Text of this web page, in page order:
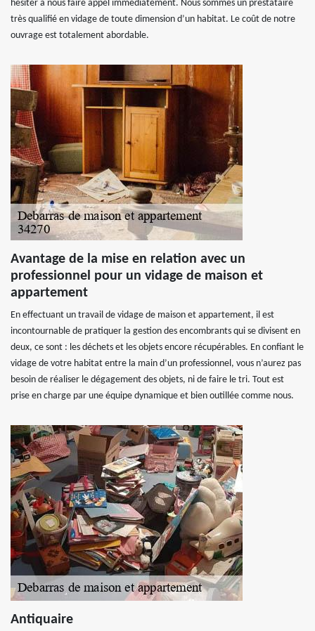
hésiter à nous faire appel immédiatement. Nous sommes un prestataire
très qualifié en vidage de toute dimension d’un habitat. Le coût de notre
ouvrage est totalement abordable.
Avantage de la mise en relation avec un
professionnel pour un vidage de maison et
appartement
En effectuant un travail de vidage de maison et appartement, il est
incontournable de pratiquer la gestion des encombrants qui se divisent en
deux, ce sont : les déchets et les objets encore récupérables. En confiant le
vidage de votre habitat entre la main d’un professionnel, vous n’aurez pas
besoin de réaliser le dégagement des objets, ni de faire le tri. Tout est
prise en charge par une équipe dynamique et bien outillée comme nous.
Antiquaire